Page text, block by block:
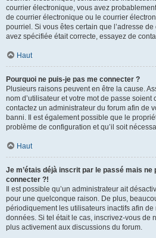
courrier électronique, vous avez
de courrier électronique ou le courrier
pourriel. Si vous êtes certain que l’adresse
avez spécifiée était correcte, essayez de
Haut
Pourquoi ne puis-je pas me connecter ?
Plusieurs raisons peuvent en être la cause.
nom d’utilisateur et votre mot de passe soient
contactez un administrateur du forum afin de
banni. Il est également possible que le
problème de configuration et qu’il soit
Haut
Je m’étais déjà inscrit par le passé mais ne
connecter ?!
Il est possible qu’un administrateur ait
pour une quelconque raison. De plus,
périodiquement les utilisateurs inactifs afin
données. Si tel était le cas, inscrivez-vous de
plus activement aux discussions du forum.